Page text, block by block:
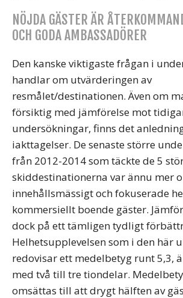
NÖJDA GÄSTER ÄR
OCH GODA AMBASSADÖRER
Den kanske viktigaste frågan i
handlar om utvärderingen av
resmålet/destinationen. Även om
försiktig med jämförelse mot
undersökningar, finns det
iakttagelser. De senaste större
från 2012-2014 som täckte de 5
skiddestinationerna var ännu mer
innehållsmässigt och fokuserade
kommersiellt boende gäster.
dock på ett tämligen tydligt
Helhetsupplevelsen som i den här
redovisar ett medelbetyg runt 5,3,
med två till tre tiondelar.
omsättas till att drygt hälften av